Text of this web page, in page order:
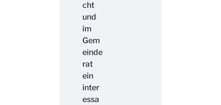
cht
und
im
Gem
einde
rat
ein
inter
essa